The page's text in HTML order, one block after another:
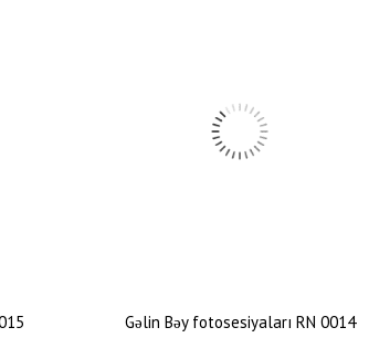
Gəlin Bəy fotosesiyaları RN 0014